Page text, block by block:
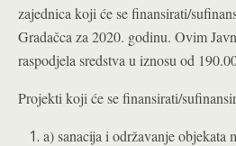
zajednica koji će se finansirati/
Gradačca za 2020. godinu. Ovim
raspodjela sredstva u iznosu od
Projekti koji će se finansirati/
a) sanacija i održavanje objekata